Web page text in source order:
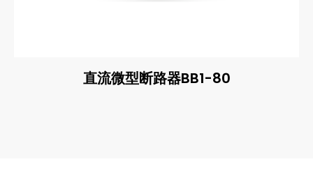
直流微型断路器BB1-80